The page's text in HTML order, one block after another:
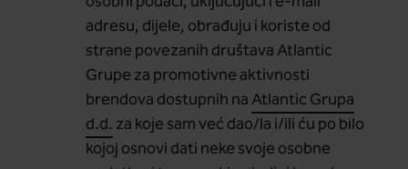
adresu, dijele, obrađuju i koriste od
strane povezanih društava Atlantic
Grupe za promotivne aktivnosti
brendova dostupnih naAtlantic Grupa
d.d. za koje sam već dao/la i/ili ću po bilo
kojoj osnovi dati neke svoje osobne